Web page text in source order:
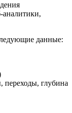
аналитики,
данные:
переходы, глубина